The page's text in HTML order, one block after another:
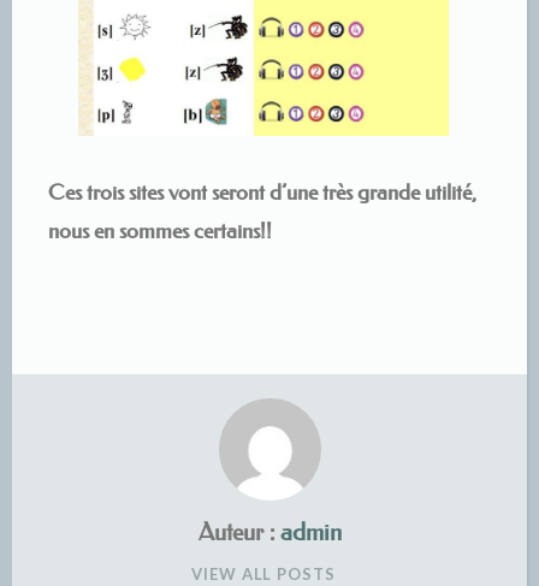
Ces trois sites vont seront d’une très grande utilité,
nous en sommes certains!!
Auteur : admin
VIEW ALL POSTS